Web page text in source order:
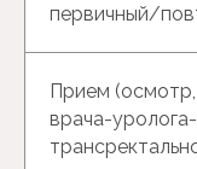
первичный/
Прием (осмотр,
врача-